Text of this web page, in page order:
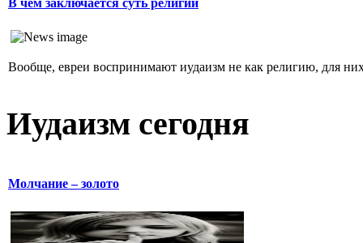
Вообще, евреи воспринимают иудаизм не как религию, для
Иудаизм сегодня
Молчание – золото